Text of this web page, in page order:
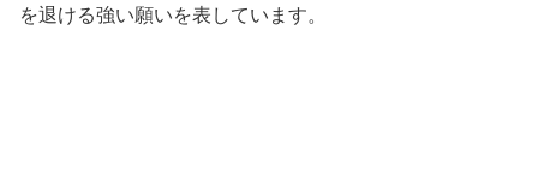
を退ける強い願いを表しています。